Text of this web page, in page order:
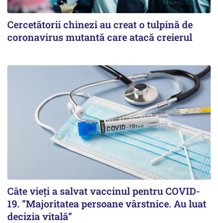
Cercetătorii chinezi au creat o tulpină de
coronavirus mutantă care atacă creierul
Câte vieți a salvat vaccinul pentru COVID-
19. ”Majoritatea persoane vârstnice. Au luat
decizia vitală”